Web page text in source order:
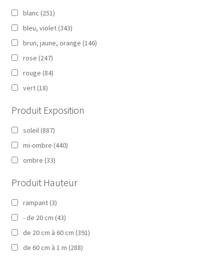
blanc (251)
bleu, violet (343)
brun, jaune, orange (146)
rose (247)
rouge (84)
vert (18)
Produit Exposition
soleil (887)
mi-ombre (440)
ombre (33)
Produit Hauteur
rampant (3)
- de 20 cm (43)
de 20 cm à 60 cm (391)
de 60 cm à 1 m (288)